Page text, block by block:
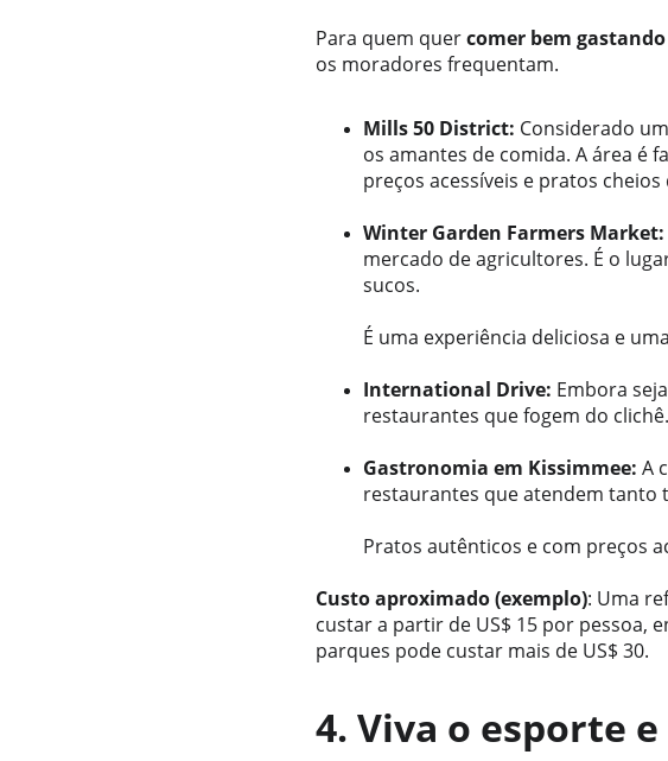
Para quem quer comer bem
os moradores frequentam.
Mills 50 District: Considerado
os amantes de comida. A área é
preços acessíveis e pratos cheios
Winter Garden Farmers Market:
mercado de agricultores. É o
sucos.
É uma experiência deliciosa e
International Drive: Embora
restaurantes que fogem do
Gastronomia em Kissimmee: A
restaurantes que atendem tanto
Pratos autênticos e com preços
Custo aproximado (exemplo): Uma
custar a partir de US$ 15 por
parques pode custar mais de US$ 30.
4. Viva o esporte